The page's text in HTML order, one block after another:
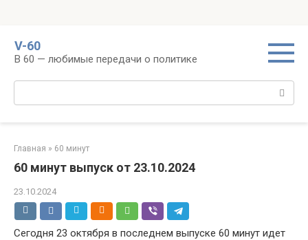
контенту
V-60
В 60 — любимые передачи о политике
Поиск:
Главная » 60 минут
60 минут выпуск от 23.10.2024
23.10.2024
Сегодня 23 октября в последнем выпуске 60 минут идет